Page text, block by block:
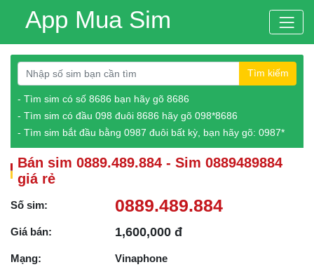
App Mua Sim
Tìm kiếm
- Tìm sim có số 8686 bạn hãy gõ 8686
- Tìm sim có đầu 098 đuôi 8686 hãy gõ 098*8686
- Tìm sim bắt đầu bằng 0987 đuôi bất kỳ, bạn hãy gõ: 0987*
Bán sim 0889.489.884 - Sim 0889489884
giá rẻ
Số sim: 0889.489.884
Giá bán: 1,600,000 đ
Mạng: Vinaphone